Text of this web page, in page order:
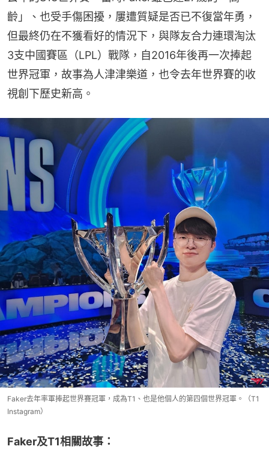
齡」、也受手傷困擾，屢遭質疑是否已不復當年勇，
但最終仍在不獲看好的情況下，與隊友合力連環淘汰
3支中國賽區（LPL）戰隊，自2016年後再一次捧起
世界冠軍，故事為人津津樂道，也令去年世界賽的收
視創下歷史新高。
Faker去年率軍捧起世界賽冠軍，成為T1、也是他個人的第四個世界冠軍。（T1
Instagram）
Faker及T1相關故事：